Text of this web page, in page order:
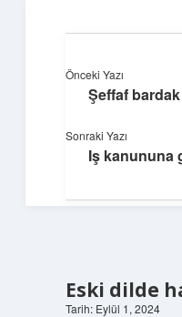
Eski dilde
Tarih: Eylül 1, 2024
Önceki Yazı
Şeffaf
Sonraki Yazı
Iş kanununa